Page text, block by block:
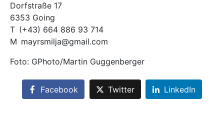
Dorfstraße 17
6353 Going
T (+43) 664 886 93 714
M mayrsmilja@gmail.com
Foto: GPhoto/Martin Guggenberger
Facebook Twitter LinkedIn